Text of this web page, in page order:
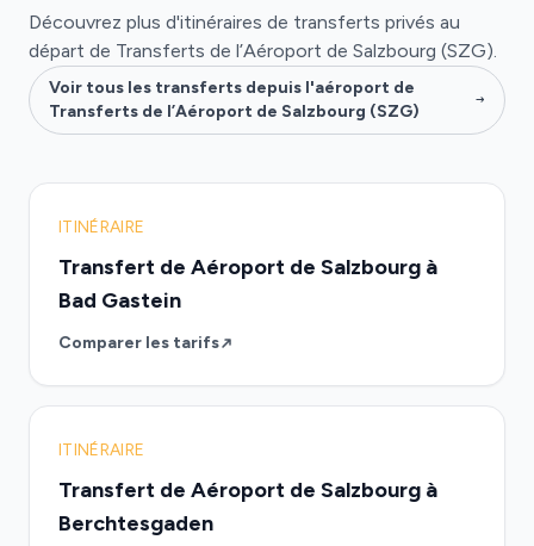
Découvrez plus d'itinéraires de transferts privés au
départ de Transferts de l’Aéroport de Salzbourg (SZG).
Voir tous les transferts depuis l'aéroport de
Transferts de l’Aéroport de Salzbourg (SZG)
ITINÉRAIRE
Transfert de Aéroport de Salzbourg à
Bad Gastein
Comparer les tarifs
ITINÉRAIRE
Transfert de Aéroport de Salzbourg à
Berchtesgaden